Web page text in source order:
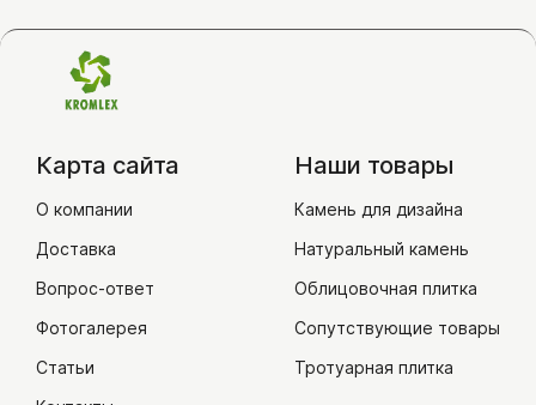
Карта сайта
О компании
Доставка
Вопрос-ответ
Фотогалерея
Статьи
Наши товары
Камень для дизайна
Натуральный камень
Облицовочная плитка
Сопутствующие товары
Тротуарная плитка